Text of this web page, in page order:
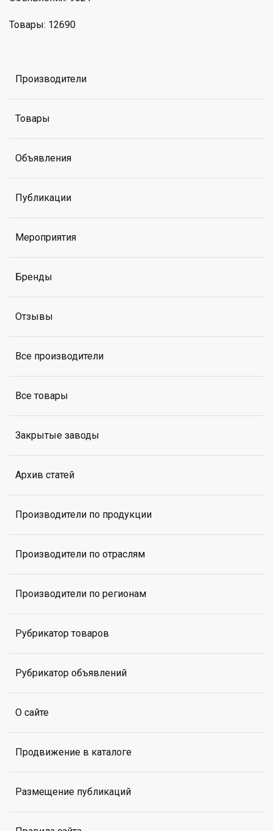
Товары: 12690
Производители
Товары
Объявления
Публикации
Мероприятия
Бренды
Отзывы
Все производители
Все товары
Закрытые заводы
Архив статей
Производители по продукции
Производители по отраслям
Производители по регионам
Рубрикатор товаров
Рубрикатор объявлений
О сайте
Продвижение в каталоге
Размещение публикаций